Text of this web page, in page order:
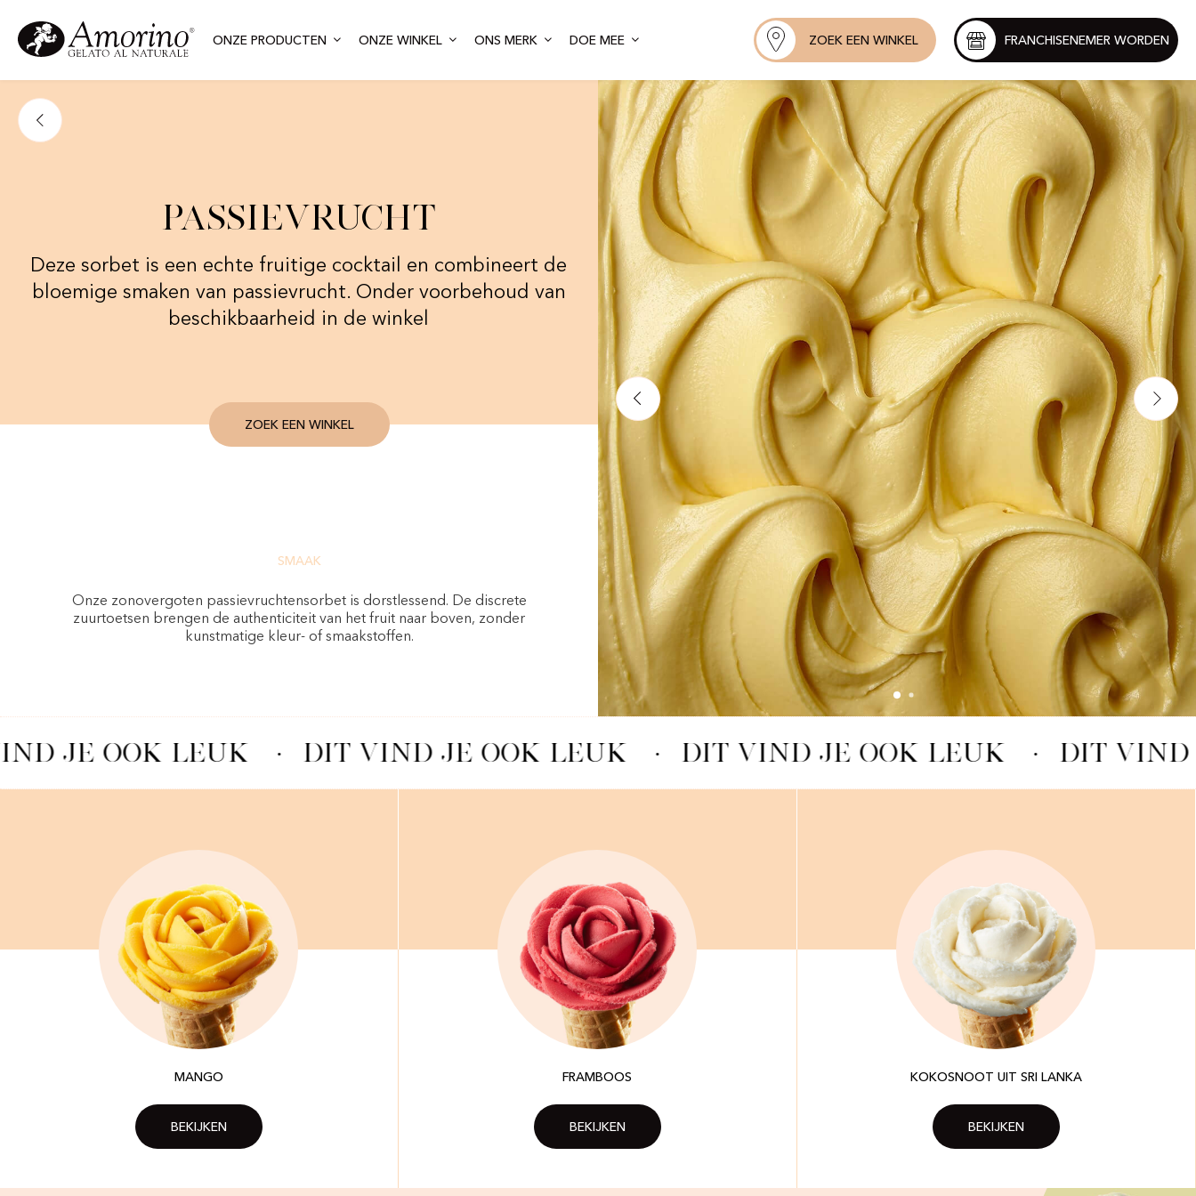
ONZE PRODUCTEN ONZE WINKEL ONS MERK DOE MEE ZOEK EEN WINKEL FRANCHISENEMER WORDEN
Passievrucht
Deze sorbet is een echte fruitige cocktail en combineert de
bloemige smaken van passievrucht. Onder voorbehoud van
beschikbaarheid in de winkel
ZOEK EEN WINKEL
SMAAK
Onze zonovergoten passievruchtensorbet is dorstlessend. De discrete
zuurtoetsen brengen de authenticiteit van het fruit naar boven, zonder
kunstmatige kleur- of smaakstoffen.
JE OOK LEUK DIT VIND JE OOK LEUK DIT VIND JE OOK LEUK DIT VIND
MANGO
BEKIJKEN
FRAMBOOS
BEKIJKEN
KOKOSNOOT UIT SRI LANKA
BEKIJKEN